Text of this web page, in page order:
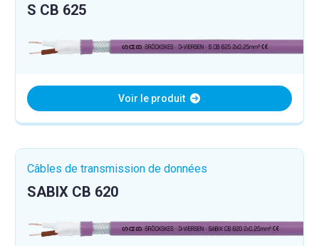
S CB 625
Voir le produit
Câbles de transmission de données
SABIX CB 620